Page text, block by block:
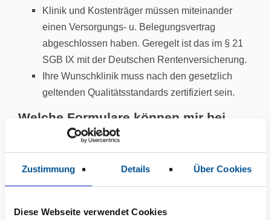
Zustimmung Details Über Cookies
Diese Webseite verwendet Cookies
Klinik und Kostenträger müssen miteinander
einen Versorgungs- u. Belegungsvertrag
abgeschlossen haben. Geregelt ist das im § 21
SGB IX mit der Deutschen Rentenversicherung.
Ihre Wunschklinik muss nach den gesetzlich
geltenden Qualitätsstandards zertifiziert sein.
Welche Formulare können mir bei
meiner Reha-Wunschklinik helfen?
Antragsteller*in zusätzlich Ausdrucke von den
Webseiten einer oder mehrerer Wunschkliniken zur
Deuschen Rentenversicherung schicken. Auch